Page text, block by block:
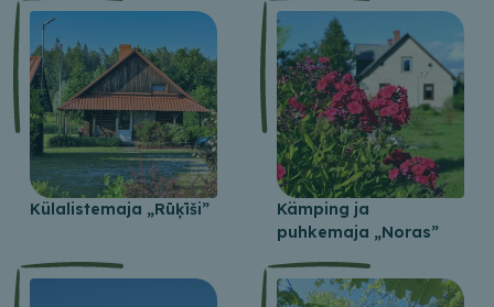
Külalistemaja „Rūķīši”
Kämping ja
puhkemaja „Noras”